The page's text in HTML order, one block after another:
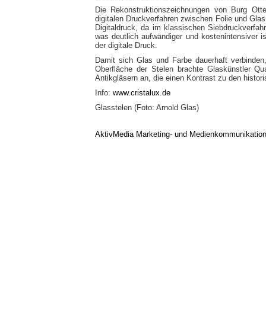
Die Rekonstruktionszeichnungen von Burg
digitalen Druckverfahren zwischen Folie und
Digitaldruck, da im klassischen
was deutlich aufwändiger und kostenintensiver
der digitale Druck.
Damit sich Glas und Farbe dauerhaft
Oberfläche der Stelen brachte Glaskünstler
Antikgläsern an, die einen Kontrast zu den
Info: www.cristalux.de
Glasstelen (Foto: Arnold Glas)
AktivMedia Marketing- und